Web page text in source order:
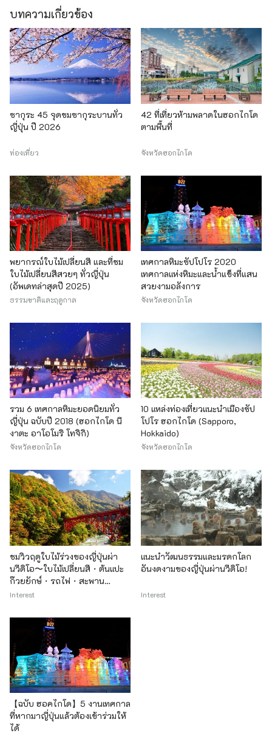
บทความเกี่ยวข้อง
ซากุระ 45 จุดชมซากุระบานทั่ว
ญี่ปุ่น ปี 2026
ท่องเที่ยว
42 ที่เที่ยวห้ามพลาดในฮอกไกโด
ตามพื้นที่
จังหวัดฮอกไกโด
พยากรณ์ใบไม้เปลี่ยนสี และที่ชม
ใบไม้เปลี่ยนสีสวยๆ ทั่วญี่ปุ่น
(อัพเดทล่าสุดปี 2025)
ธรรมชาติและฤดูกาล
เทศกาลหิมะซัปโปโร 2020
เทศกาลแห่งหิมะและน้ำแข็งที่แสน
สวยงามอลังการ
จังหวัดฮอกไกโด
รวม 6 เทศกาลหิมะยอดนิยมทั่ว
ญี่ปุ่น ฉบับปี 2018 (ฮอกไกโด นี
งาตะ อาโอโมริ โทจิกิ)
จังหวัดฮอกไกโด
10 แหล่งท่องเที่ยวแนะนำเมืองซัป
โปโร ฮอกไกโด (Sapporo,
Hokkaido)
จังหวัดฮอกไกโด
ชมวิวฤดูใบไม้ร่วงของญี่ปุ่นผ่า
นวีดิโอ〜ใบไม้เปลี่ยนสี・ต้นแปะ
ก๊วยยักษ์・รถไฟ・สะพาน
แขวน〜
Interest
แนะนำวัฒนธรรมและมรดกโลก
อันงดงามของญี่ปุ่นผ่านวีดิโอ!
Interest
【ฉบับ ฮอคไกโด】5 งานเทศกาล
ที่หากมาญี่ปุ่นแล้วต้องเข้าร่วมให้
ได้